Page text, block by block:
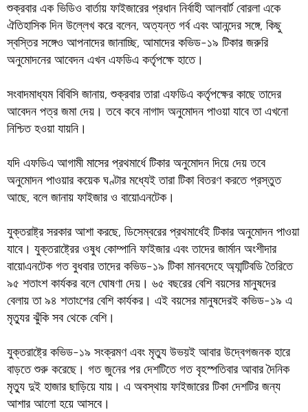
শুক্রবার এক ভিডিও বার্তায় ফাইজারের প্রধান নির্বাহী আলবার্ট বোরলা একে
ঐতিহাসিক দিন উল্লেখ করে বলেন, অত্যন্ত গর্ব এবং আনন্দের সঙ্গে, কিছু
স্বস্তির সঙ্গেও আপনাদের জানাচ্ছি, আমাদের কভিড-১৯ টিকার জরুরি
অনুমোদনের আবেদন এখন এফডিএ কর্তৃপক্ষে হাতে।
সংবাদমাধ্যম বিবিসি জানায়, শুক্রবার তারা এফডিএ কর্তৃপক্ষের কাছে তাদের
আবেদন পত্র জমা দেয়। তবে কবে নাগাদ অনুমোদন পাওয়া যাবে তা এখনো
নিশ্চিত হওয়া যায়নি।
যদি এফডিএ আগামী মাসের প্রথমার্ধে টিকার অনুমোদন দিয়ে দেয় তবে
অনুমোদন পাওয়ার কয়েক ঘণ্টার মধ্যেই তারা টিকা বিতরণ করতে প্রস্তুত
আছে, বলে জানায় ফাইজার ও বায়োএনটেক।
যুক্তরাষ্ট্র সরকার আশা করছে, ডিসেম্বরের প্রথমার্ধেই টিকার অনুমোদন পাওয়া
যাবে। যুক্তরাষ্ট্রের ওষুধ কোম্পানি ফাইজার এবং তাদের জার্মান অংশীদার
বায়োএনটেক গত বুধবার তাদের কভিড-১৯ টিকা মানবদেহে অ্যান্টিবডি তৈরিতে
৯৫ শতাংশ কার্যকর বলে ঘোষণা দেয়। ৬৫ বছরের বেশি বয়সের মানুষদের
বেলায় তা ৯৪ শতাংশের বেশি কার্যকর। এই বয়সের মানুষদেরই কভিড-১৯ এ
মৃত্যুর ঝুঁকি সব থেকে বেশি।
যুক্তরাষ্ট্রে কভিড-১৯ সংক্রমণ এবং মৃত্যু উভয়ই আবার উদ্বেগজনক হারে
বাড়তে শুরু করেছে। গত জুনের পর দেশটিতে গত বৃহস্পতিবার আবার দৈনিক
মৃত্যু দুই হাজার ছাড়িয়ে যায়। এ অবস্থায় ফাইজারের টিকা দেশটির জন্য
আশার আলো হয়ে আসবে।